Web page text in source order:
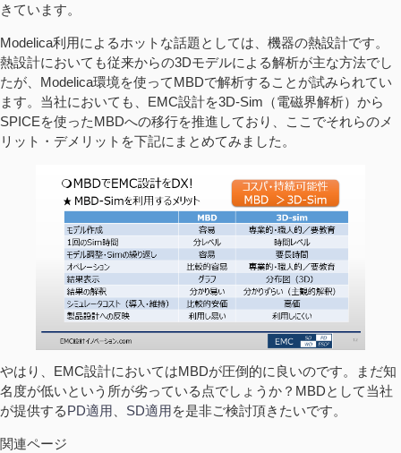
きています。
Modelica利用によるホットな話題としては、機器の熱設計です。
熱設計においても従来からの3Dモデルによる解析が主な方法でし
たが、Modelica環境を使ってMBDで解析することが試みられてい
ます。当社においても、EMC設計を3D-Sim（電磁界解析）から
SPICEを使ったMBDへの移行を推進しており、ここでそれらのメ
リット・デメリットを下記にまとめてみました。
やはり、EMC設計においてはMBDが圧倒的に良いのです。まだ知
名度が低いという所が劣っている点でしょうか？MBDとして当社
が提供するPD適用 SD適用を是非ご検討頂きたいです。
関連ページ